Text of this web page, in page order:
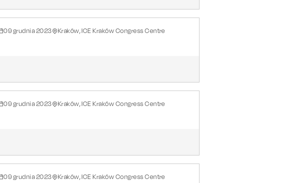
09 grudnia 2023 Kraków, ICE Kraków Congress Centre
09 grudnia 2023 Kraków, ICE Kraków Congress Centre
09 grudnia 2023 Kraków, ICE Kraków Congress Centre